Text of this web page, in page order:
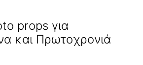
props για
και Πρωτοχρονιά